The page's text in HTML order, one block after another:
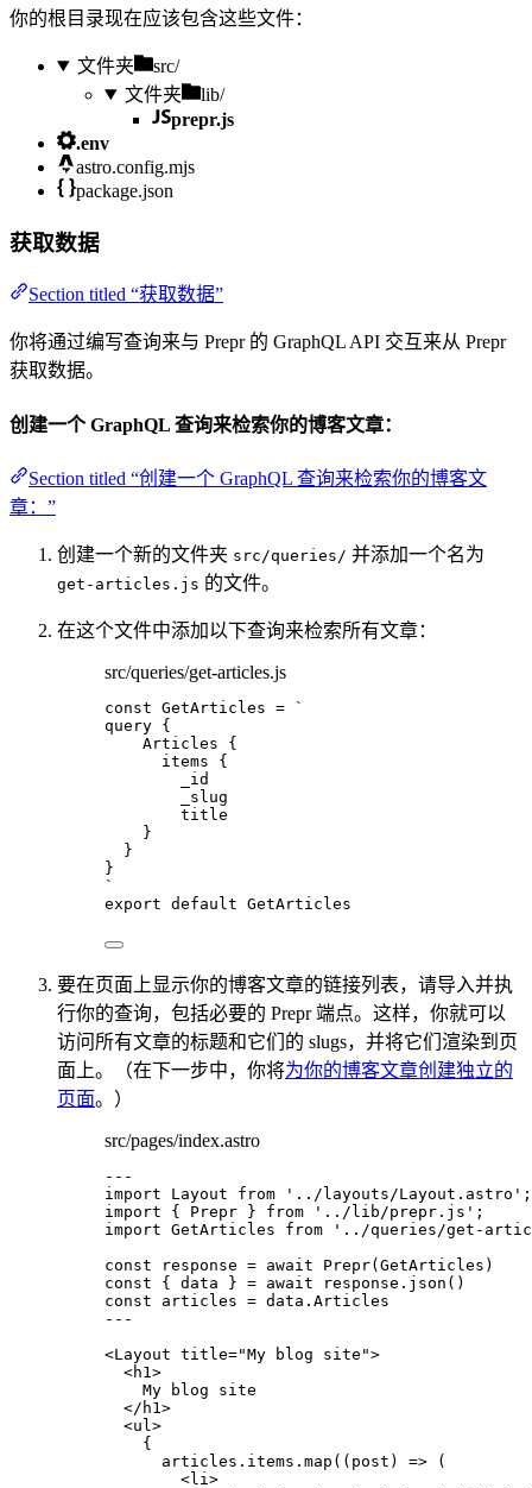
你的根目录现在应该包含这些文件：
文件夹
src/
文件夹
lib/
prepr.js
.env
astro.config.mjs
package.json
获取数据
Section titled “获取数据”
你将通过编写查询来与 Prepr 的 GraphQL API 交互来从 Prepr
获取数据。
创建一个 GraphQL 查询来检索你的博客文章：
Section titled “创建一个 GraphQL 查询来检索你的博客文
章：”
创建一个新的文件夹 src/queries/ 并添加一个名为
get-articles.js 的文件。
在这个文件中添加以下查询来检索所有文章：
src/queries/get-articles.js
const GetArticles =
`
query {
Articles {
items {
_id
_slug
title
}
}
}
`
export default GetArticles
要在页面上显示你的博客文章的链接列表，请导入并执
行你的查询，包括必要的 Prepr 端点。这样，你就可以
访问所有文章的标题和它们的 slugs，并将它们渲染到页
面上。（在下一步中，你将为你的博客文章创建独立的
页面。）
src/pages/index.astro
---
import Layout from ' ../layouts/Layout.astro ' ;
import { Prepr } from ' ../lib/prepr.js ' ;
import GetArticles from ' ../queries/get-
const
response = await Prepr(GetArticles)
const { data } = await response . json ()
const articles = data . Articles
---
<Layout title="My blog site ">
<h1>
My blog site
</ h1>
<ul>
{
articles . items . map ( ( post ) => (
<li>